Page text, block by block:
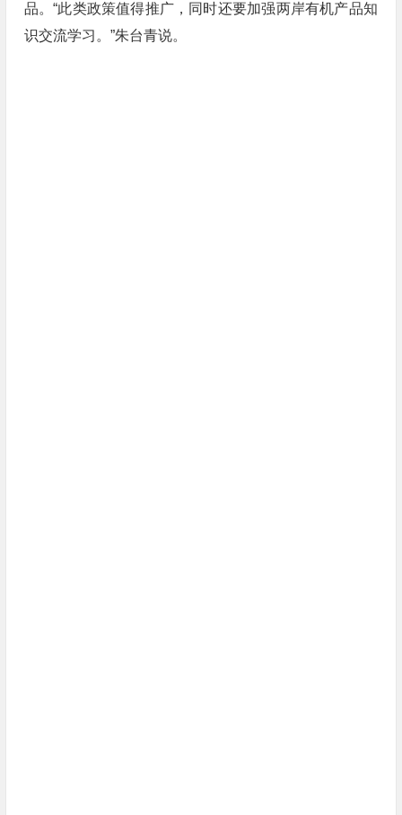
品。“此类政策值得推广，同时还要加强两岸有机产品知
识交流学习。”朱台青说。